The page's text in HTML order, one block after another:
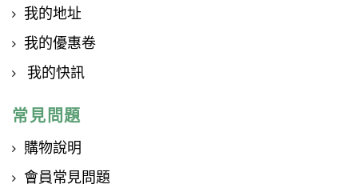
我的地址
我的優惠卷
我的快訊
常見問題
購物說明
會員常見問題